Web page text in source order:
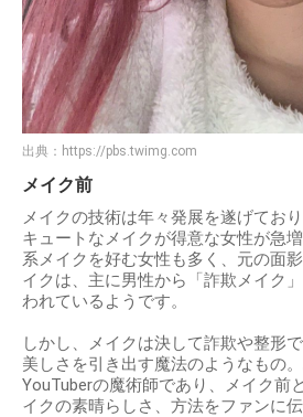
出典： https://pbs.twimg.com
メイク前
メイクの技術は年々発展を遂げてお
キュートなメイクが得意な女性が急
系メイクを好む女性も多く、元の面
イクは、主に男性から「詐欺メイク
われているようです。
しかし、メイクは決して詐欺や整形
美しさを引き出す魔法のようなもの
YouTuberの魔術師であり、メイク前
イクの素晴らしさ、方法をファンに伝